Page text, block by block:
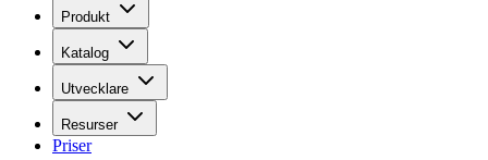
Produkt
Katalog
Utvecklare
Resurser
Priser